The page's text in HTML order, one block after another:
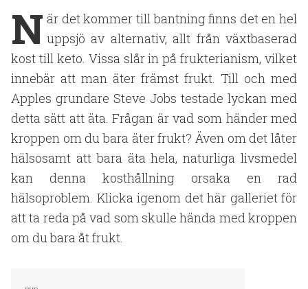
N är det kommer till bantning finns det en hel
uppsjö av alternativ, allt från växtbaserad
kost till keto. Vissa slår in på frukterianism, vilket
innebär att man äter främst frukt. Till och med
Apples grundare Steve Jobs testade lyckan med
detta sätt att äta. Frågan är vad som händer med
kroppen om du bara äter frukt? Även om det låter
hälsosamt att bara äta hela, naturliga livsmedel
kan denna kosthållning orsaka en rad
hälsoproblem. Klicka igenom det här galleriet för
att ta reda på vad som skulle hända med kroppen
om du bara åt frukt.